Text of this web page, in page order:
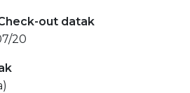
out datak
20